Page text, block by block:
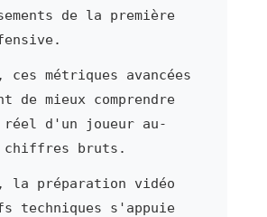
de la première
métriques avancées
de mieux comprendre
d'un joueur au-
chiffres bruts.
la préparation vidéo
techniques s'appuie